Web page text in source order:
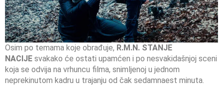
Osim po temama koje obrađuje, R.M.N. STANJE
NACIJE svakako će ostati upamćen i po nesvakidašnjoj sceni
koja se odvija na vrhuncu filma, snimljenoj u jednom
neprekinutom kadru u trajanju od čak sedamnaest minuta.